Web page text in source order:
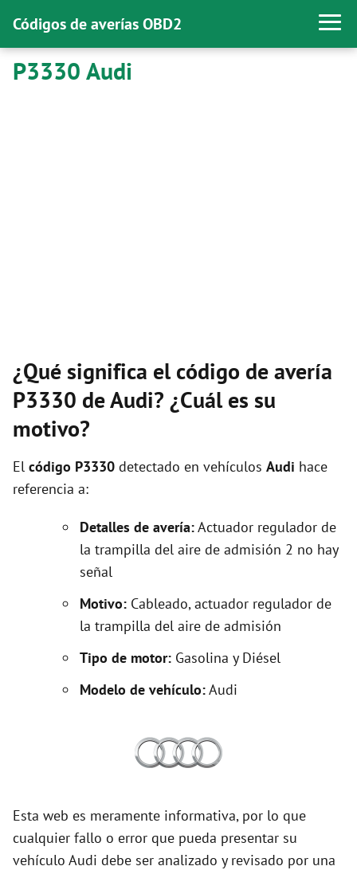
Códigos de averías OBD2
P3330 Audi
¿Qué significa el código de avería
P3330 de Audi? ¿Cuál es su
motivo?
El código P3330 detectado en vehículos Audi hace
referencia a:
Detalles de avería:Actuador regulador de
la trampilla del aire de admisión 2 no hay
señal
Motivo: Cableado, actuador regulador de
la trampilla del aire de admisión
Tipo de motor: Gasolina y Diésel
Modelo de vehículo:Audi
Esta web es meramente informativa, por lo que
cualquier fallo o error que pueda presentar su
vehículo Audi debe ser analizado y revisado por una